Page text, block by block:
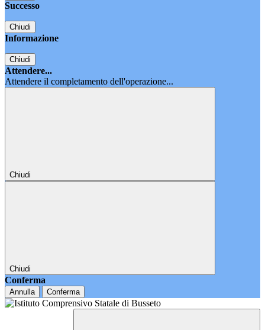
Successo
Chiudi
Informazione
Chiudi
Attendere...
Attendere il completamento dell'operazione...
Chiudi
Chiudi
Conferma
Annulla Conferma